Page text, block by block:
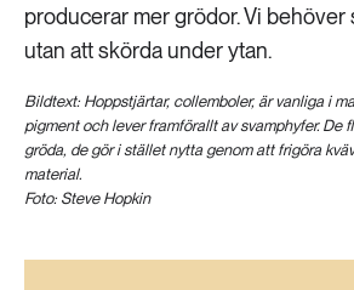
producerar mer grödor. Vi behöver
utan att skörda under ytan.
Bildtext: Hoppstjärtar, collemboler, är vanliga i
pigment och lever framförallt av svamphyfer. De
gröda, de gör i stället nytta genom att frigöra
material.
Foto: Steve Hopkin